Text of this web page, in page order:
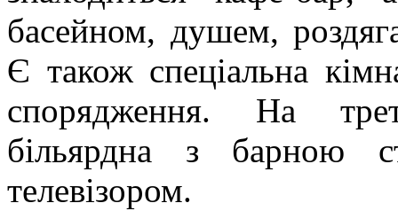
басейном, душем,
Є також спеціальна
спорядження. На
більярдна з барною
телевізором.